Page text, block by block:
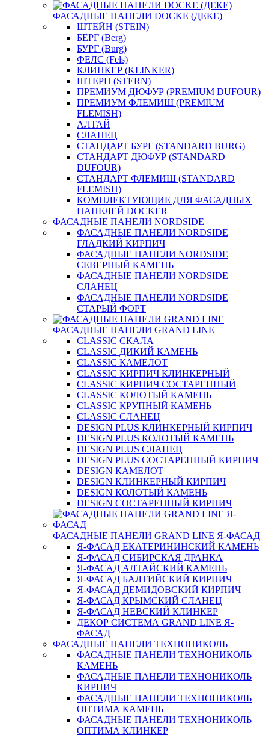
ФАСАДНЫЕ ПАНЕЛИ DOCKE (ДЕКЕ)
ШТЕЙН (STEIN)
БЕРГ (Berg)
БУРГ (Burg)
ФЕЛС (Fels)
КЛИНКЕР (KLINKER)
ШТЕРН (STERN)
ПРЕМИУМ ДЮФУР (PREMIUM DUFOUR)
ПРЕМИУМ ФЛЕМИШ (PREMIUM
FLEMISH)
АЛТАЙ
СЛАНЕЦ
СТАНДАРТ БУРГ (STANDARD BURG)
СТАНДАРТ ДЮФУР (STANDARD
DUFOUR)
СТАНДАРТ ФЛЕМИШ (STANDARD
FLEMISH)
КОМПЛЕКТУЮЩИЕ ДЛЯ ФАСАДНЫХ
ПАНЕЛЕЙ DOCKER
ФАСАДНЫЕ ПАНЕЛИ NORDSIDE
ФАСАДНЫЕ ПАНЕЛИ NORDSIDE
ГЛАДКИЙ КИРПИЧ
ФАСАДНЫЕ ПАНЕЛИ NORDSIDE
СЕВЕРНЫЙ КАМЕНЬ
ФАСАДНЫЕ ПАНЕЛИ NORDSIDE
СЛАНЕЦ
ФАСАДНЫЕ ПАНЕЛИ NORDSIDE
СТАРЫЙ ФОРТ
ФАСАДНЫЕ ПАНЕЛИ GRAND LINE
CLASSIC СКАЛА
CLASSIC ДИКИЙ КАМЕНЬ
CLASSIC КАМЕЛОТ
CLASSIC КИРПИЧ КЛИНКЕРНЫЙ
CLASSIC КИРПИЧ СОСТАРЕННЫЙ
CLASSIC КОЛОТЫЙ КАМЕНЬ
CLASSIC КРУПНЫЙ КАМЕНЬ
CLASSIC СЛАНЕЦ
DESIGN PLUS КЛИНКЕРНЫЙ КИРПИЧ
DESIGN PLUS КОЛОТЫЙ КАМЕНЬ
DESIGN PLUS СЛАНЕЦ
DESIGN PLUS СОСТАРЕННЫЙ КИРПИЧ
DESIGN КАМЕЛОТ
DESIGN КЛИНКЕРНЫЙ КИРПИЧ
DESIGN КОЛОТЫЙ КАМЕНЬ
DESIGN СОСТАРЕННЫЙ КИРПИЧ
ФАСАДНЫЕ ПАНЕЛИ GRAND LINE Я-ФАСАД
Я-ФАСАД ЕКАТЕРИНИНСКИЙ КАМЕНЬ
Я-ФАСАД СИБИРСКАЯ ДРАНКА
Я-ФАСАД АЛТАЙСКИЙ КАМЕНЬ
Я-ФАСАД БАЛТИЙСКИЙ КИРПИЧ
Я-ФАСАД ДЕМИДОВСКИЙ КИРПИЧ
Я-ФАСАД КРЫМСКИЙ СЛАНЕЦ
Я-ФАСАД НЕВСКИЙ КЛИНКЕР
ДЕКОР СИСТЕМА GRAND LINE Я-
ФАСАД
ФАСАДНЫЕ ПАНЕЛИ ТЕХНОНИКОЛЬ
ФАСАДНЫЕ ПАНЕЛИ ТЕХНОНИКОЛЬ
КАМЕНЬ
ФАСАДНЫЕ ПАНЕЛИ ТЕХНОНИКОЛЬ
КИРПИЧ
ФАСАДНЫЕ ПАНЕЛИ ТЕХНОНИКОЛЬ
ОПТИМА КАМЕНЬ
ФАСАДНЫЕ ПАНЕЛИ ТЕХНОНИКОЛЬ
ОПТИМА КЛИНКЕР